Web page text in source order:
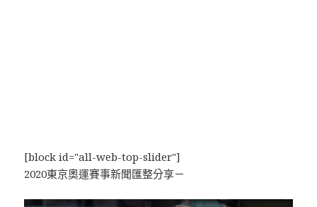
[block id="all-web-top-slider"]
2020東京奧運賽事新聞匯整分享－